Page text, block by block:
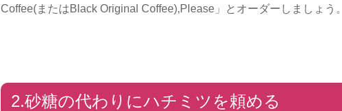
Coffee(またはBlack Original Coffee),Please」とオーダーしましょう。
2.砂糖の代わりにハチミツを頼める